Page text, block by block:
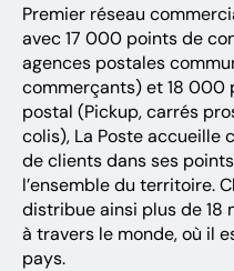
Premier réseau
avec 17 000 points de
agences postales
commerçants) et 18 000
postal (Pickup, carrés
colis), La Poste accueille
de clients dans ses
l’ensemble du territoire.
distribue ainsi plus de 18
à travers le monde, où il
pays.